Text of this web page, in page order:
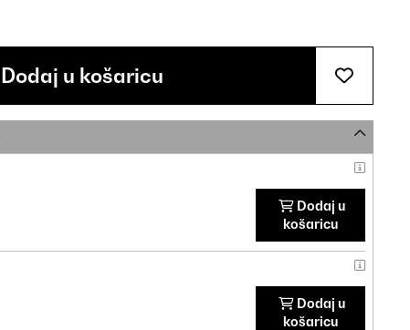
Dodaj u košaricu
Dodaj u
košaricu
Dodaj u
košaricu